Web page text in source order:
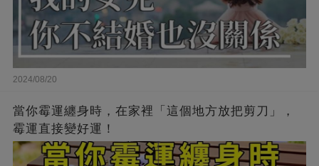
2024/08/20
當你霉運纏身時，在家裡「這個地方放把剪刀」，
霉運直接變好運！